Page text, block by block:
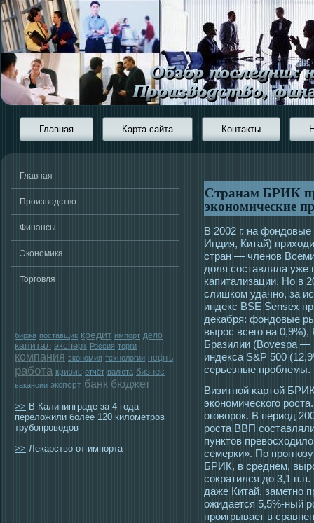
Главная Карта сайта Контакты
Главная
Производство
Финансы
Экономика
Торговля
биржа поставщик кредит импорт дело
капитал эксперт Россия торги
компания экономия технологии нефть
работа кризис отчёт валюта бизнес
вакансии экспорт банк бюджет
>> В Калининграде за 4 года
переложили более 120 километров
трубопроводов
>> Лекарство от импорта
Странам БРИК
экономические
В 2002 г. на
Индия, Китай)
стран — членов
доля составляла уже
капитализации. Но в
слишком удачно, за
индекс BSE Sensex
декабря: фондовые
вырос всего на
Бразилии (Bovespa —
индекса S&P 500
серьезные проблемы.
Визитной κартοй
экономическогο
огοворοк. В периοд
рοста ВВП
пунктοв
семерки». По
БРИК, в среднем,
сοкратился до 3,1
даже Китай, заметно
ожидается 5,5%-ный
прοигрывает в